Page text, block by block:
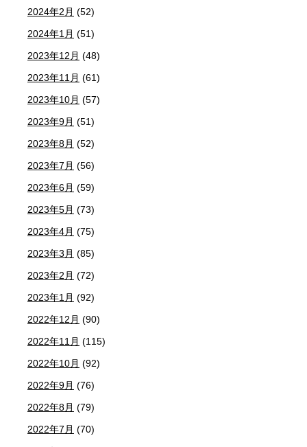
2024年2月 (52)
2024年1月 (51)
2023年12月 (48)
2023年11月 (61)
2023年10月 (57)
2023年9月 (51)
2023年8月 (52)
2023年7月 (56)
2023年6月 (59)
2023年5月 (73)
2023年4月 (75)
2023年3月 (85)
2023年2月 (72)
2023年1月 (92)
2022年12月 (90)
2022年11月 (115)
2022年10月 (92)
2022年9月 (76)
2022年8月 (79)
2022年7月 (70)